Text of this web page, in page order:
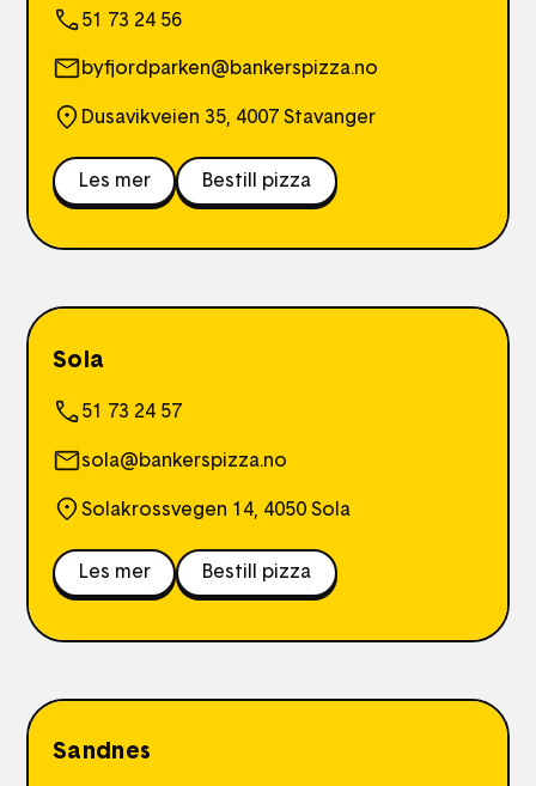
51 73 24 56
byfjordparken@bankerspizza.no
Dusavikveien 35, 4007 Stavanger
Les mer Bestill pizza
Sola
51 73 24 57
sola@bankerspizza.no
Solakrossvegen 14, 4050 Sola
Les mer Bestill pizza
Sandnes